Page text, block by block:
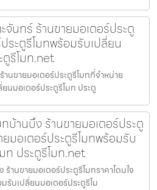
จันทร์ ร้านขายมอเตอร์ประตู
ระตูรีโมทพร้อมรับเปลี่ยน
ตูรีโมท.net
นขายมอเตอร์ประตูรีโมทที่จำหน่าย
นมอเตอร์ประตูรีโมท ประตู
ทบ้านบึง ร้านขายมอเตอร์ประตู
ยมอเตอร์ประตูรีโมทพร้อมรับ
ท ประตูรีโมท.net
ร้านขายมอเตอร์ประตูรีโมทราคาโดนใจ
รับเปลี่ยนมอเตอร์ประตูรีโม